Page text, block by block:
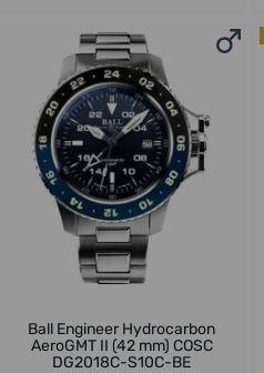
Ball Engineer Hydrocarbon
AeroGMT II (42 mm) COSC
DG2018C-S10C-BE